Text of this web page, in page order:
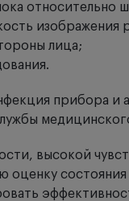
относительно
изображения
лица;
прибора и
высокой
оценку